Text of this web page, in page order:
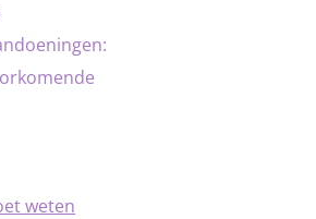
weten